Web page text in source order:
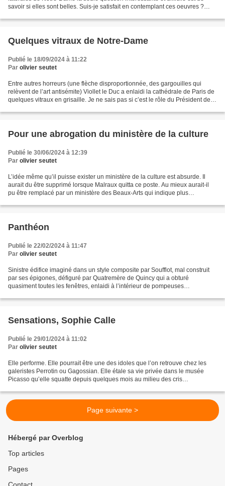
savoir si elles sont belles. Suis-je satisfait en contemplant ces oeuvres ?
Quelques vitraux de Notre-Dame
Publié le 18/09/2024 à 11:22
Par olivier seutet
Entre autres horreurs (une flèche disproportionnée, des gargouilles qui
relèvent de l’art antisémite) Viollet le Duc a enlaidi la cathédrale de Paris de
quelques vitraux en grisaille. Je ne sais pas si c’est le rôle du Président de la
Pour une abrogation du ministère de la culture
Publié le 30/06/2024 à 12:39
Par olivier seutet
L’idée même qu’il puisse exister un ministère de la culture est absurde. Il
aurait du être supprimé lorsque Malraux quitta ce poste. Au mieux aurait-il
pu être remplacé par un ministère des Beaux-Arts qui indique plus
Panthéon
Publié le 22/02/2024 à 11:47
Par olivier seutet
Sinistre édifice imaginé dans un style composite par Soufflot, mal construit
par ses épigones, défiguré par Quatremère de Quincy qui a obturé
quasiment toutes les fenêtres, enlaidi à l’intérieur de pompeuses
Sensations, Sophie Calle
Publié le 29/01/2024 à 11:02
Par olivier seutet
Elle performe. Elle pourrait être une des idoles que l’on retrouve chez les
galeristes Perrotin ou Gagossian. Elle étale sa vie privée dans le musée
Picasso qu’elle squatte depuis quelques mois au milieu des cris
Page suivante >
Hébergé par Overblog
Top articles
Pages